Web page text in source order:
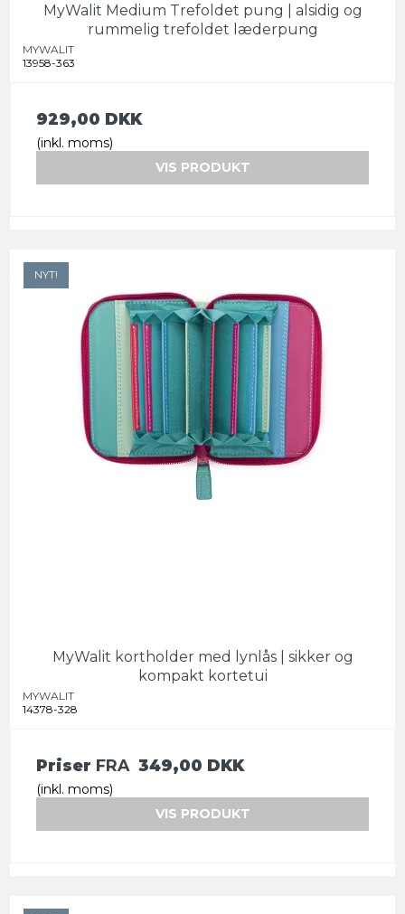
MyWalit Medium Trefoldet pung | alsidig og
rummelig trefoldet læderpung
MYWALIT
13958-363
929,00 DKK
(inkl. moms)
VIS PRODUKT
NYT!
MyWalit kortholder med lynlås | sikker og
kompakt kortetui
MYWALIT
14378-328
Priser FRA 349,00 DKK
(inkl. moms)
VIS PRODUKT